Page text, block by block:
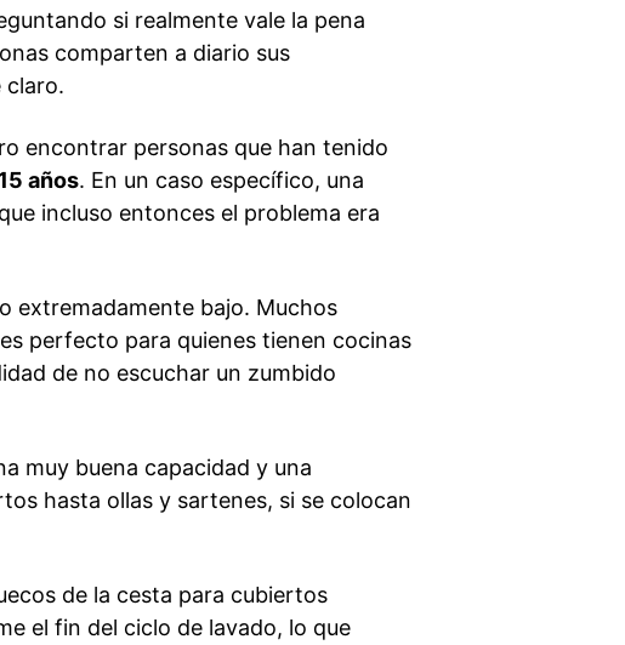
si realmente vale la pena
comparten a diario sus
claro.
encontrar personas que han tenido
años. En un caso específico, una
incluso entonces el problema era
extremadamente bajo. Muchos
perfecto para quienes tienen cocinas
de no escuchar un zumbido
muy buena capacidad y una
hasta ollas y sartenes, si se colocan
de la cesta para cubiertos
el fin del ciclo de lavado, lo que